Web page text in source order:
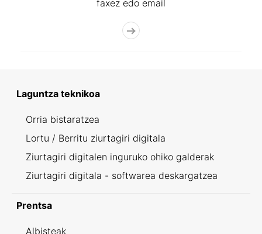
faxez edo email
Laguntza teknikoa
Orria bistaratzea
Lortu / Berritu ziurtagiri digitala
Ziurtagiri digitalen inguruko ohiko galderak
Ziurtagiri digitala - softwarea deskargatzea
Prentsa
Albisteak